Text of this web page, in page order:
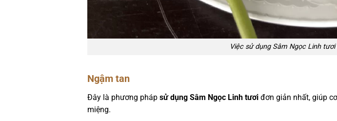
Việc sử dụng Sâm Ngọc Linh
Ngậm tan
Đây là phương pháp sử dụng Sâm Ngọc Linh tươi đơn giản nhất, giúp
miệng.